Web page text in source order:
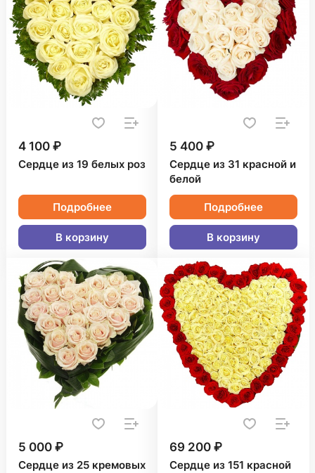
4 100 ₽
Сердце из 19 белых роз
Подробнее
В корзину
5 400 ₽
Сердце из 31 красной и
белой
Подробнее
В корзину
5 000 ₽
Сердце из 25 кремовых
69 200 ₽
Сердце из 151 красной